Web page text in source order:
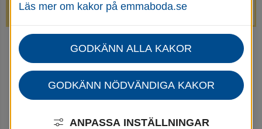
avstängda.
Startsida Utbildning & barnomsorg
Kulturskola
Nyheter för Kulturskolan
Kulturskolan - Nyhetsarkiv
Nyhetsarkiv
Läs mer om kakor på emmaboda.se
GODKÄNN ALLA KAKOR
GODKÄNN NÖDVÄNDIGA KAKOR
ANPASSA INSTÄLLNINGAR